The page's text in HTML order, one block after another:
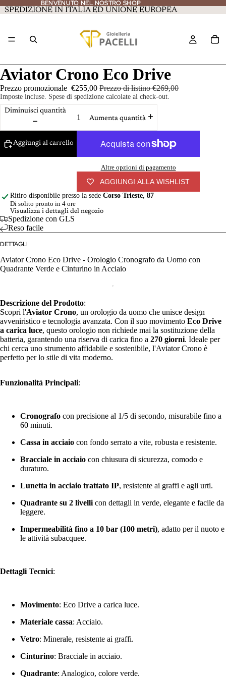
BENVENUTO NEL NOSTRO SHOP
BENVENUTO NEL NOSTRO SHOP
SPEDIZIONE IN ITALIA ED UNIONE EUROPEA
Aviator Crono Eco Drive
Prezzo promozionale €255,00 Prezzo di listino€269,00
Imposte incluse. Spese di spedizione calcolate al check-out.
Diminuisci quantità
Aumenta quantità
Aggiungi al carrello
Altre opzioni di pagamento
AGGIUNGI ALLA WISHLIST
Ritiro disponibile presso la sede Corso Trieste, 87
Di solito pronto in 4 ore
Visualizza i dettagli del negozio
Spedizione con GLS
Reso facile
DETTAGLI
Aviator Crono Eco Drive - Orologio Cronografo da Uomo con
Quadrante Verde e Cinturino in Acciaio
Descrizione del Prodotto:
Scopri l'Aviator Crono, un orologio da uomo che unisce design
avveniristico e tecnologia avanzata. Con il suo movimento Eco Drive
a carica luce, questo orologio non richiede mai la sostituzione della
batteria, garantendo una riserva di carica fino a 270 giorni. Ideale per
chi cerca uno strumento affidabile e sostenibile, l'Aviator Crono è
perfetto per lo stile di vita moderno.
Funzionalità Principali:
Cronografo con precisione al 1/5 di secondo, misurabile fino a
60 minuti.
Cassa in acciaio con fondo serrato a vite, robusta e resistente.
Bracciale in acciaio con chiusura di sicurezza, comodo e
duraturo.
Lunetta in acciaio trattato IP, resistente ai graffi e agli urti.
Quadrante su 2 livelli con dettagli in verde, elegante e facile da
leggere.
Impermeabilità fino a 10 bar (100 metri), adatto per il nuoto e
le attività subacquee.
Dettagli Tecnici:
Movimento: Eco Drive a carica luce.
Materiale cassa: Acciaio.
Vetro: Minerale, resistente ai graffi.
Cinturino: Bracciale in acciaio.
Quadrante: Analogico, colore verde.